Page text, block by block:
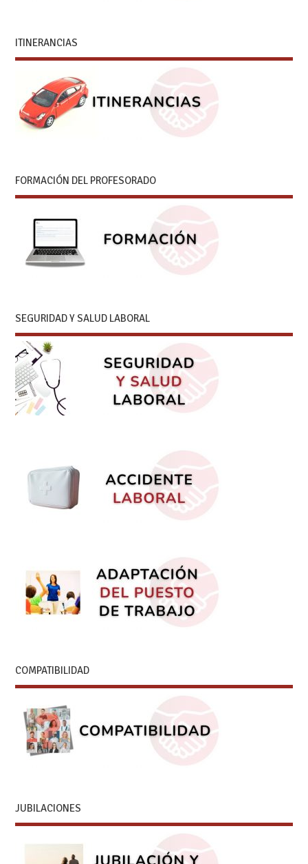
ITINERANCIAS
FORMACIÓN DEL PROFESORADO
SEGURIDAD Y SALUD LABORAL
COMPATIBILIDAD
JUBILACIONES